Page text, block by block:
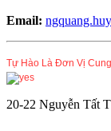
Email:
Tự Hào Là Đơn Vị
20-22 Nguyễn Tất